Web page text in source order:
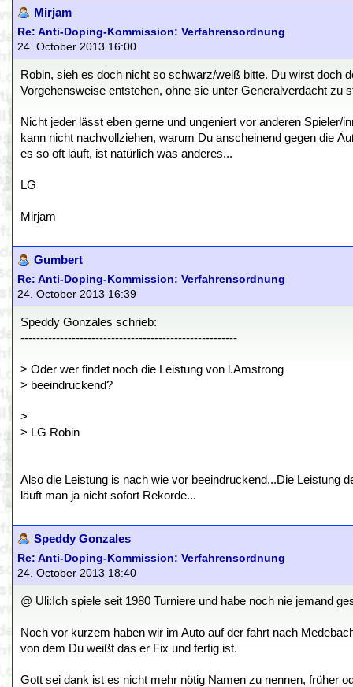
Mirjam
Re: Anti-Doping-Kommission: Verfahrensordnung
24. October 2013 16:00
Robin, sieh es doch nicht so schwarz/weiß bitte. Du wirst doch
Vorgehensweise entstehen, ohne sie unter Generalverdacht zu
Nicht jeder lässt eben gerne und ungeniert vor anderen
kann nicht nachvollziehen, warum Du anscheinend gegen die
es so oft läuft, ist natürlich was anderes...
LG
Mirjam
Gumbert
Re: Anti-Doping-Kommission: Verfahrensordnung
24. October 2013 16:39
Speddy Gonzales schrieb:
-------------------------------------------------------
> Oder wer findet noch die Leistung von l.Amstrong
> beeindruckend?
>
> LG Robin
Also die Leistung is nach wie vor beeindruckend...Die Leistung
läuft man ja nicht sofort Rekorde...
Speddy Gonzales
Re: Anti-Doping-Kommission: Verfahrensordnung
24. October 2013 18:40
@ Uli:Ich spiele seit 1980 Turniere und habe noch nie jemand
Noch vor kurzem haben wir im Auto auf der fahrt nach
von dem Du weißt das er Fix und fertig ist.
Gott sei dank ist es nicht mehr nötig Namen zu nennen, früher